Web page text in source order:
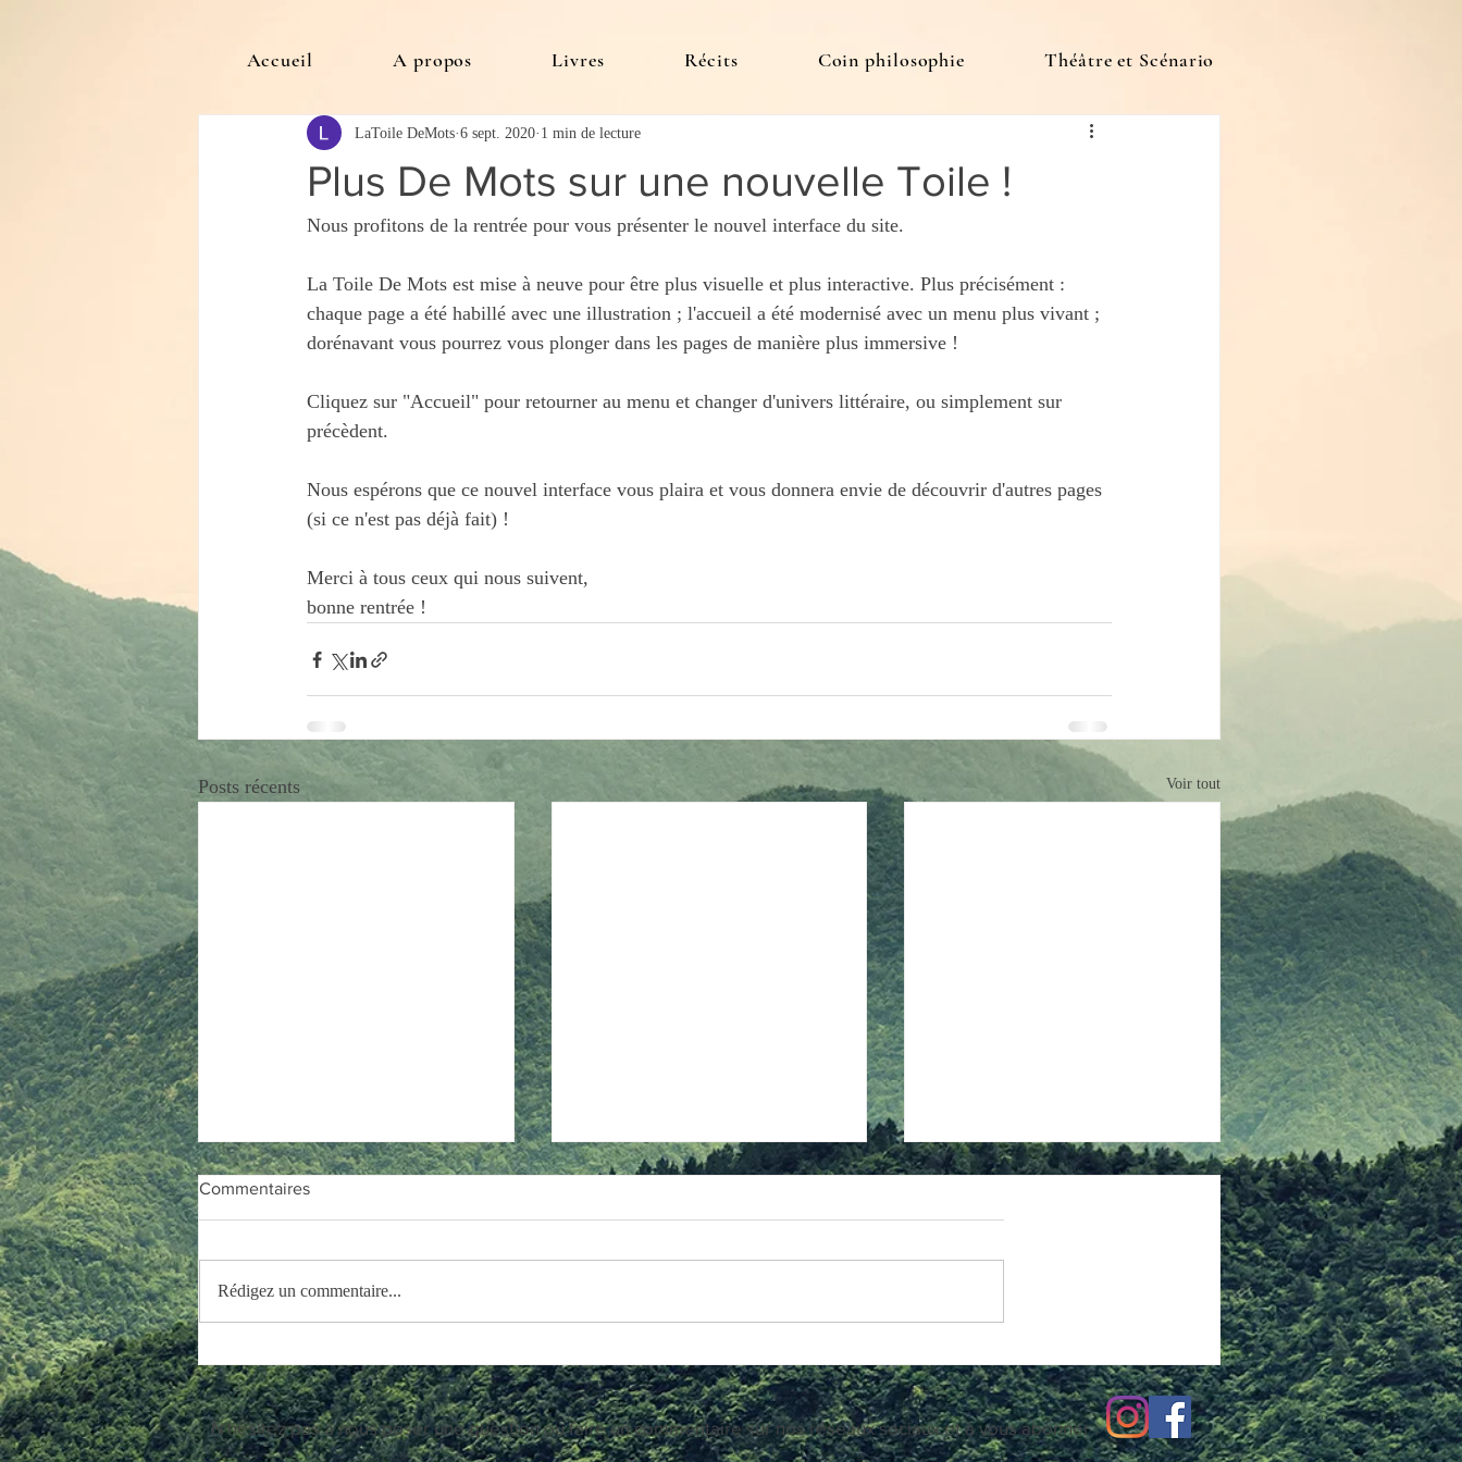
Plus De Mots sur une nouvelle Toile !
LaToile DeMots 6 sept. 2020 1 min de lecture
Nous profitons de la rentrée pour vous présenter le nouvel interface du site.
La Toile De Mots est mise à neuve pour être plus visuelle et plus interactive. Plus précisément :
chaque page a été habillé avec une illustration ; l'accueil a été modernisé avec un menu plus vivant ;
dorénavant vous pourrez vous plonger dans les pages de manière plus immersive !
Cliquez sur "Accueil" pour retourner au menu et changer d'univers littéraire, ou simplement sur
précèdent.
Nous espérons que ce nouvel interface vous plaira et vous donnera envie de découvrir d'autres pages
(si ce n'est pas déjà fait) !
Merci à tous ceux qui nous suivent,
bonne rentrée !
Posts récents Voir tout
Lecteurs et illustrateurs
Nous souhaitons proposer des
site ou inédits. Afin de compléter...
La Toile De Mots sur
l’Étreinte de l'Aube,...
Un nouveau fil pour la toile !
La Toile De Mots accueille
ces...
Commentaires
Rédigez un commentaire...
Accueil A propos Livres Récits Coin philosophie Théâtre et Scénario
N'hésitez pas à nous poser une question ou faire un commentaire sur nos réseaux sociaux et à vous abonner :